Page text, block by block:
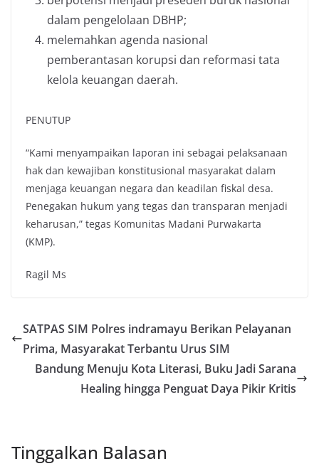
dalam pengelolaan DBHP;
melemahkan agenda nasional
pemberantasan korupsi dan reformasi tata
kelola keuangan daerah.
PENUTUP
“Kami menyampaikan laporan ini sebagai pelaksanaan
hak dan kewajiban konstitusional masyarakat dalam
menjaga keuangan negara dan keadilan fiskal desa.
Penegakan hukum yang tegas dan transparan menjadi
keharusan,” tegas Komunitas Madani Purwakarta
(KMP).
Ragil Ms
SATPAS SIM Polres indramayu Berikan Pelayanan
Prima, Masyarakat Terbantu Urus SIM
Bandung Menuju Kota Literasi, Buku Jadi Sarana
Healing hingga Penguat Daya Pikir Kritis
Tinggalkan Balasan